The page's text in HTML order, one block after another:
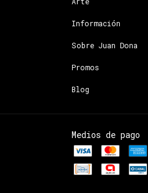
Información
Sobre Juan Dona
Promos
Blog
Medios de pago